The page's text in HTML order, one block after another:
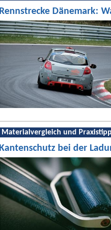
Rennstrecke Dänemark:
Materialvergleich und
Kantenschutz bei der